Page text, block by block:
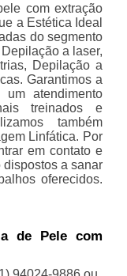
com extração
a Estética Ideal
do segmento
a laser,
Depilação a
Garantimos a
atendimento
treinados e
também
Linfática. Por
em contato e
a sanar
oferecidos.
de Pele com